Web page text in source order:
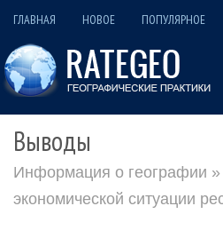
ГЛАВНАЯ НОВОЕ ПОПУЛЯРНОЕ
Выводы
Информация о географии »
экономической ситуации